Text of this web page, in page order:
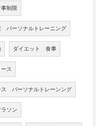
制限
パーソナルトレーニング
ダイエット 食事
ス
ス パーソナルトレーンング
ソン